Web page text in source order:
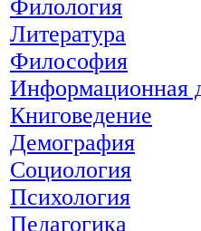
Филология
Литература
Философия
Информационная
Книговедение
Демография
Социология
Психология
Педагогика